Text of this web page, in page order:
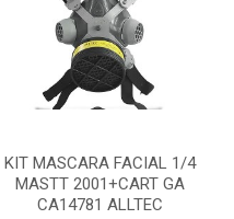
KIT MASCARA FACIAL 1/4
MASTT 2001+CART GA
CA14781 ALLTEC